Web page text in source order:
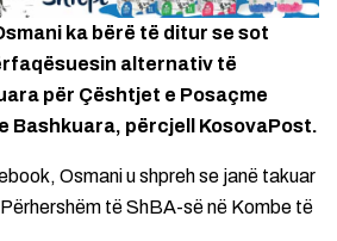
ka bërë të ditur se sot
alternativ të
për Çështjet e Posaçme
Bashkuara, përcjell KosovaPost.
Osmani u shpreh se janë takuar
të ShBA-së në Kombe të